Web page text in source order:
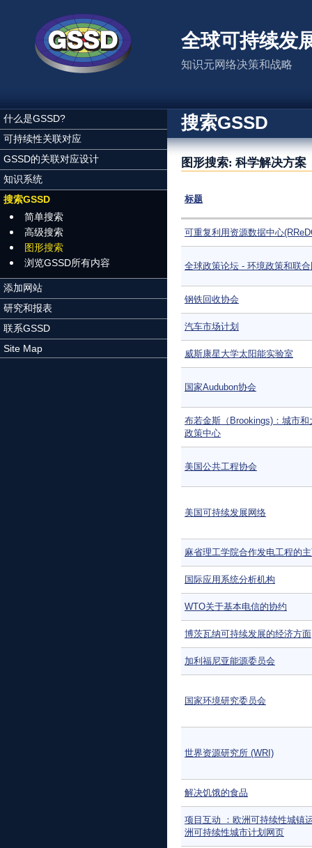
全球可持续发
知识元网络决策和战略
什么是GSSD?
可持续性关联对应
GSSD的关联对应设计
知识系统
搜索GSSD
简单搜索
高级搜索
图形搜索
浏览GSSD所有内容
添加网站
研究和报表
联系GSSD
Site Map
搜索GSSD
图形搜索: 科学解决方案
标题
可重复利用资源数据中心
全球政策论坛 - 环境政策和联
钢铁回收协会
汽车市场计划
威斯康星大学太阳能实验室
国家Audubon协会
布若金斯（Brookings)：城市和
政策中心
美国公共工程协会
美国可持续发展网络
麻省理工学院合作发电工程的
国际应用系统分析机构
WTO关于基本电信的协约
博茨瓦纳可持续发展的经济方面
加利福尼亚能源委员会
国家环境研究委员会
世界资源研究所 (WRI)
解决饥饿的食品
项目互动 ：欧洲可持续性城镇
洲可持续性城市计划网页